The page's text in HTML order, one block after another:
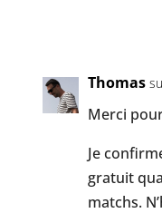
Thomas
Merci
Je
gratuit
matchs.